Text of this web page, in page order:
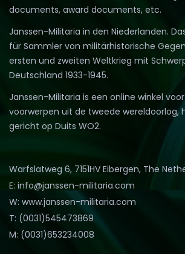
documents, award documents, etc.
Janssen-Militaria in den Niederlanden.
für Sammler von militärhistorische
ersten und zweiten Weltkrieg mit
Deutschland 1933-1945.
Janssen-Militaria is een online winkel
voorwerpen uit de tweede wereldoorlog,
gericht op Duits WO2.
Warfslatweg 6, 7151HV Eibergen, The
E: info@janssen-militaria.com
W: www.janssen-militaria.com
T: (0031)545473869
M: (0031)653234008